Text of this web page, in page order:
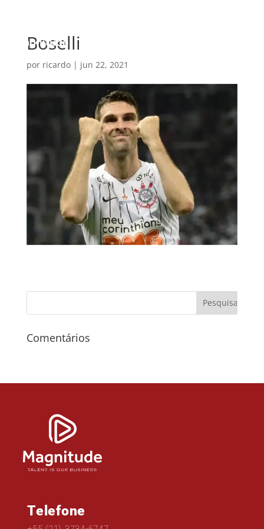
Boselli
por ricardo| jun 22, 2021
Comentários
Telefone